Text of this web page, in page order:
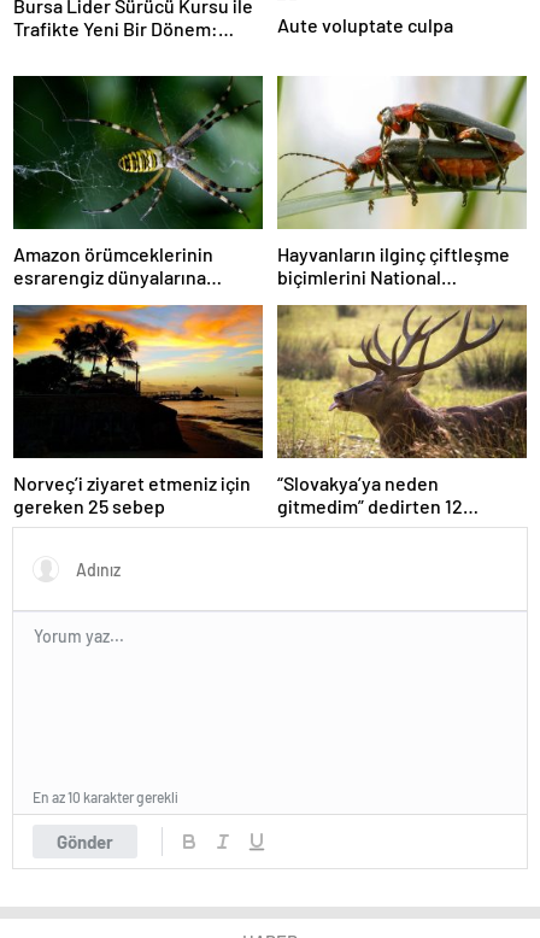
Bursa Lider Sürücü Kursu ile
Trafikte Yeni Bir Dönem:
Zirveye Çıktı!
Aute voluptate culpa
Amazon örümceklerinin
esrarengiz dünyalarına
gitmeye hazır olun.
Hayvanların ilginç çiftleşme
biçimlerini National
Geographic görüntüledi.
Norveç’i ziyaret etmeniz için
gereken 25 sebep
“Slovakya’ya neden
gitmedim” dedirten 12
fotoğraf
Gönder
En az 10 karakter gerekli